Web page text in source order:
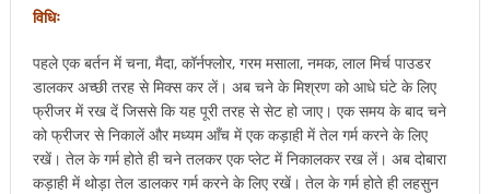
विधिः
पहले एक बर्तन में चना, मैदा, कॉर्नफ्लोर, गरम मसाला, नमक, लाल मिर्च पाउडर
डालकर अच्छी तरह से मिक्स कर लें। अब चने के मिश्रण को आधे घंटे के लिए
फ्रीजर में रख दें जिससे कि यह पूरी तरह से सेट हो जाए। एक समय के बाद चने
को फ्रीजर से निकालें और मध्यम आँच में एक कड़ाही में तेल गर्म करने के लिए
रखें। तेल के गर्म होते ही चने तलकर एक प्लेट में निकालकर रख लें। अब दोबारा
कड़ाही में थोड़ा तेल डालकर गर्म करने के लिए रखें। तेल के गर्म होते ही लहसुन